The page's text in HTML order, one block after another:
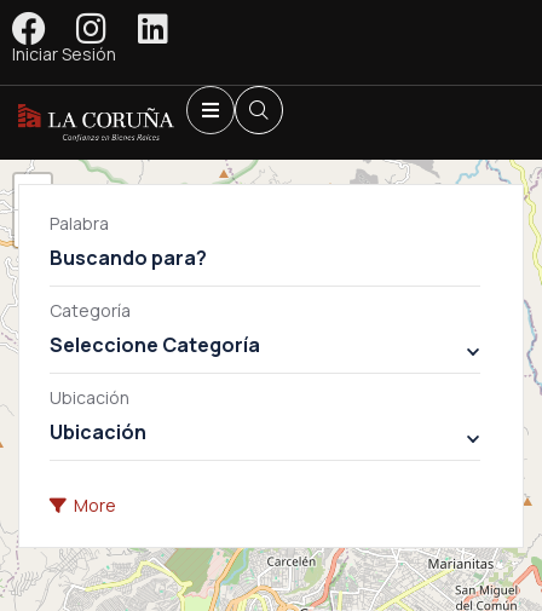
Iniciar Sesión
Palabra
Categoría
Seleccione Categoría
Ubicación
Ubicación
More
+